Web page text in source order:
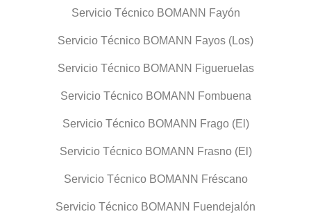
Servicio Técnico BOMANN Fayón
Servicio Técnico BOMANN Fayos (Los)
Servicio Técnico BOMANN Figueruelas
Servicio Técnico BOMANN Fombuena
Servicio Técnico BOMANN Frago (El)
Servicio Técnico BOMANN Frasno (El)
Servicio Técnico BOMANN Fréscano
Servicio Técnico BOMANN Fuendejalón